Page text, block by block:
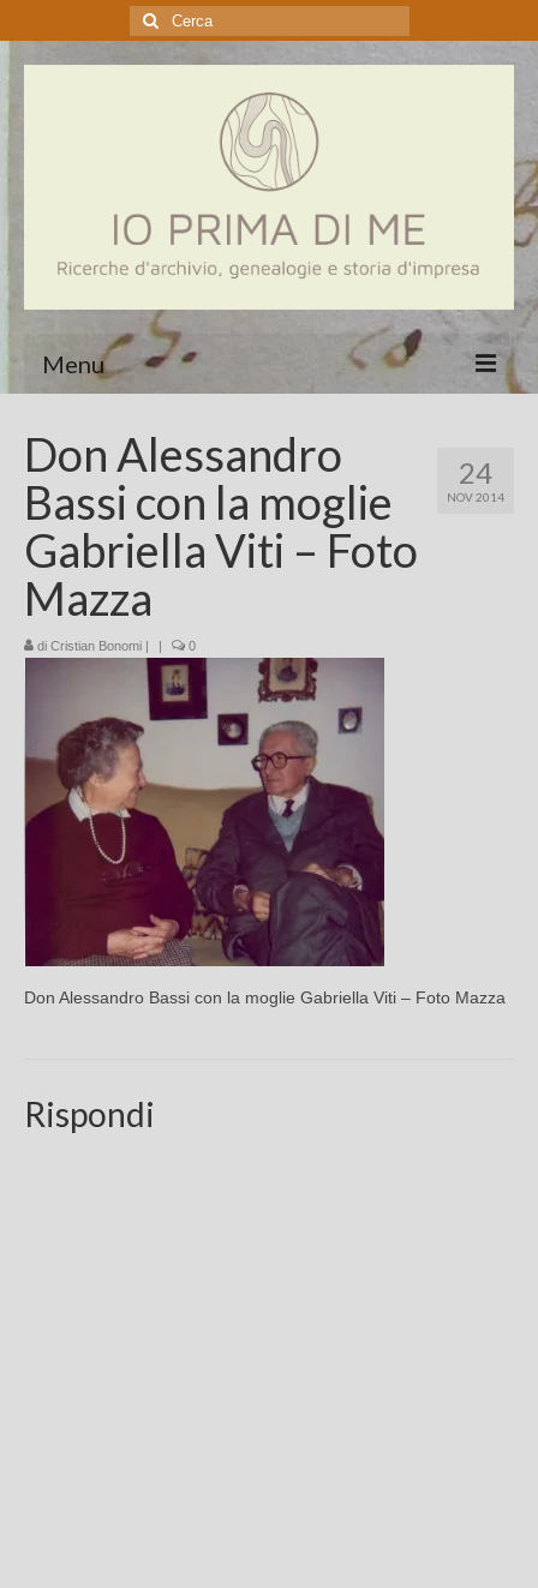
Cerca:
Menu
Genealogia
Aziende
Chi sono
24
NOV 2014
Don Alessandro
Bassi con la moglie
Gabriella Viti – Foto
Mazza
di Cristian Bonomi | | 0
Don Alessandro Bassi con la moglie Gabriella Viti – Foto Mazza
Rispondi